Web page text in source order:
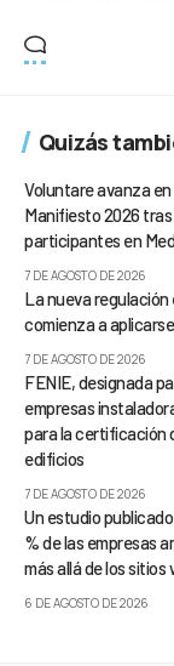
Quizás
Voluntare avanza
Manifiesto 2026 tras
participantes en
7 DE AGOSTO DE 2026
La nueva
comienza a
7 DE AGOSTO DE 2026
FENIE, designada
empresas
para la certificación
edificios
7 DE AGOSTO DE 2026
Un estudio
% de las empresas
más allá de los sitios
6 DE AGOSTO DE 2026